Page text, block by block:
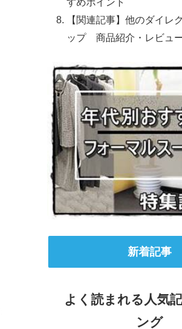
【関連記事】他のダイレ
ップ 商品紹介・レビュ
新着記事
よく読まれる人気
ング